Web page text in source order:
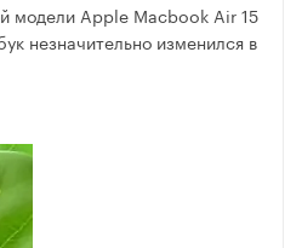
модели Apple Macbook Air 15
незначительно изменился в